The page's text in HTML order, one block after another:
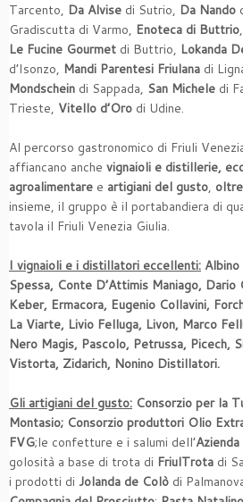
Tarcento, Da Alvise di Sutrio, Da Nando
Gradiscutta di Varmo, Enoteca di Buttrio,
Le Fucine Gourmet di Buttrio, Lokanda
d’Isonzo, Mandi Parentesi Friulana di
Mondschein di Sappada, San Michele di
Trieste, Vitello d’Oro di Udine.
Al percorso gastronomico di Friuli
affiancano anche vignaioli e distillerie,
agroalimentare e artigiani del gusto,
insieme, il gruppo è il portabandiera di
tavola il Friuli Venezia Giulia.
I vignaioli e i distillatori eccellenti:
Spessa, Conte D’Attimis Maniago, Dario
Keber, Ermacora, Eugenio Collavini,
La Viarte, Livio Felluga, Livon, Marco
Nero Magis, Pascolo, Petrussa, Picech,
Vistorta, Zidarich, Nonino Distillatori.
Gli artigiani del gusto: Consorzio per la
Montasio; Consorzio produttori Olio
FVG;le confetture e i salumi dell’
golosità a base di trota di FriulTrota di
i prodotti di Jolanda de Colò di